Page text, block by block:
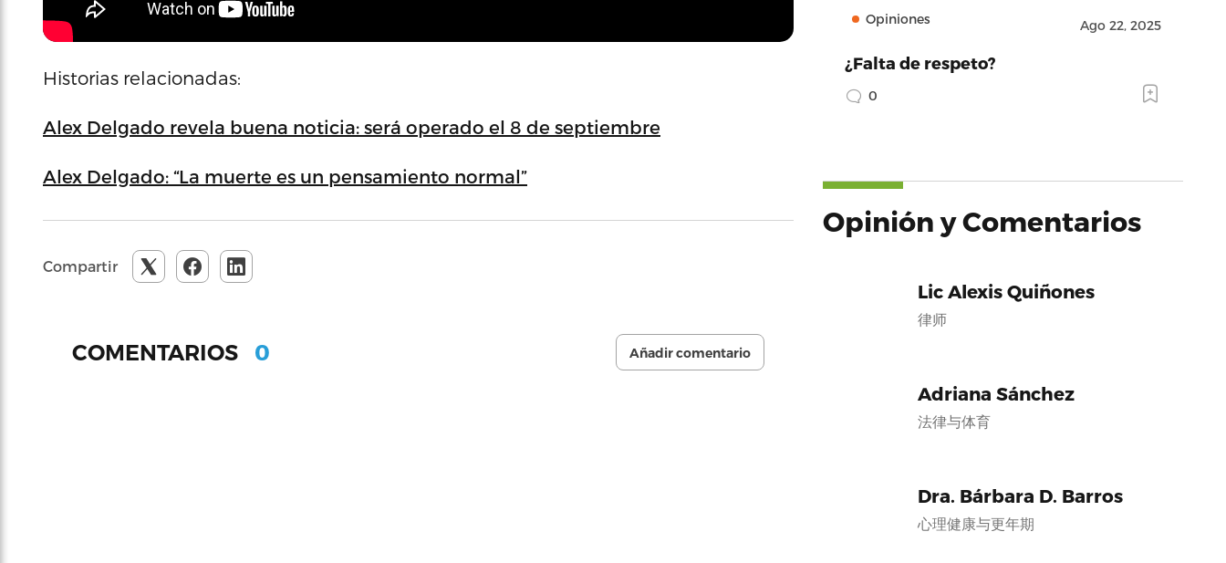
Historias relacionadas:
Alex Delgado revela buena noticia: será operado el 8 de septiembre
Alex Delgado: “La muerte es un pensamiento normal”
Compartir
COMENTARIOS 0 Añadir comentario
Opiniones Ago 22, 2025
¿Falta de respeto?
0
Opinión y Comentarios
Lic Alexis Quiñones
律师
Adriana Sánchez
法律与体育
Dra. Bárbara D. Barros
心理健康与更年期